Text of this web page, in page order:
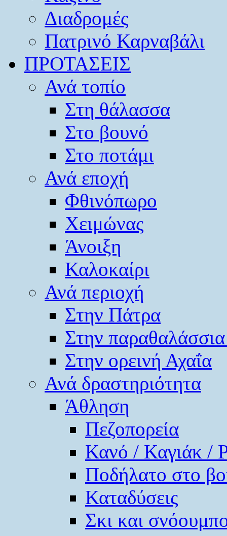
Διαδρομές
Πατρινό Καρναβάλι
ΠΡΟΤΑΣΕΙΣ
Ανά τοπίο
Στη θάλασσα
Στο βουνό
Στο ποτάμι
Ανά εποχή
Φθινόπωρο
Χειμώνας
Άνοιξη
Καλοκαίρι
Ανά περιοχή
Στην Πάτρα
Στην
Στην ορεινή Αχαΐα
Ανά δραστηριότητα
Άθληση
Πεζοπορεία
Κανό / Καγιάκ /
Ποδήλατο στο
Καταδύσεις
Σκι και